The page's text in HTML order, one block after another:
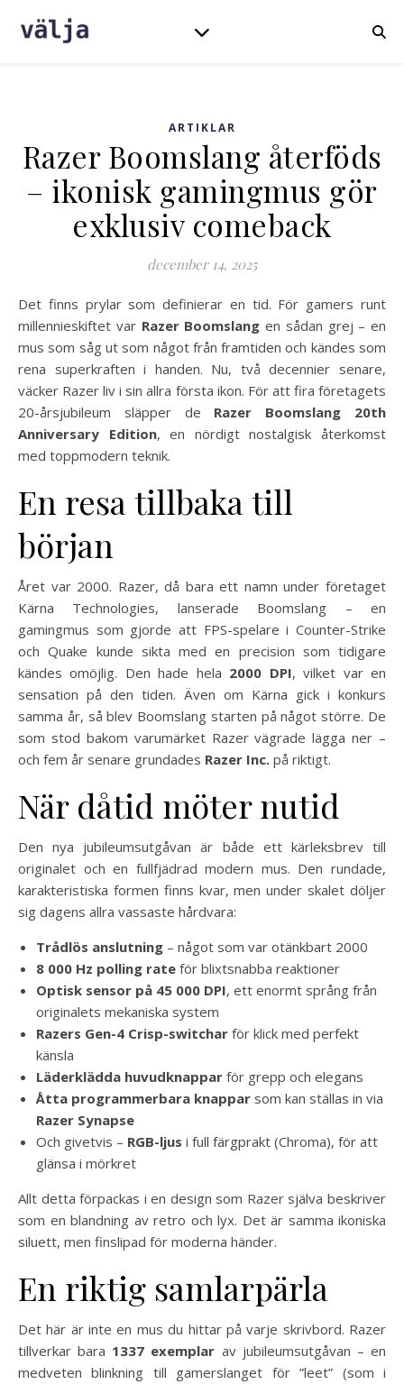
ARTIKLAR
Razer Boomslang återföds
– ikonisk gamingmus gör
exklusiv comeback
december 14, 2025
Det finns prylar som definierar en tid. För gamers runt
millennieskiftet var Razer Boomslang en sådan grej – en
mus som såg ut som något från framtiden och kändes som
rena superkraften i handen. Nu, två decennier senare,
väcker Razer liv i sin allra första ikon. För att fira företagets
20-årsjubileum släpper de Razer Boomslang 20th
Anniversary Edition, en nördigt nostalgisk återkomst
med toppmodern teknik.
En resa tillbaka till
början
Året var 2000. Razer, då bara ett namn under företaget
Kärna Technologies, lanserade Boomslang – en
gamingmus som gjorde att FPS-spelare i Counter-Strike
och Quake kunde sikta med en precision som tidigare
kändes omöjlig. Den hade hela 2000 DPI, vilket var en
sensation på den tiden. Även om Kärna gick i konkurs
samma år, så blev Boomslang starten på något större. De
som stod bakom varumärket Razer vägrade lägga ner –
och fem år senare grundades Razer Inc. på riktigt.
När dåtid möter nutid
Den nya jubileumsutgåvan är både ett kärleksbrev till
originalet och en fullfjädrad modern mus. Den rundade,
karakteristiska formen finns kvar, men under skalet döljer
sig dagens allra vassaste hårdvara:
Trådlös anslutning – något som var otänkbart 2000
8 000 Hz polling rate för blixtsnabba reaktioner
Optisk sensor på 45 000 DPI, ett enormt språng från
originalets mekaniska system
Razers Gen-4 Crisp-switchar för klick med perfekt
känsla
Läderklädda huvudknappar för grepp och elegans
Åtta programmerbara knappar som kan ställas in via
Razer Synapse
Och givetvis – RGB-ljus i full färgprakt (Chroma), för att
glänsa i mörkret
Allt detta förpackas i en design som Razer själva beskriver
som en blandning av retro och lyx. Det är samma ikoniska
siluett, men finslipad för moderna händer.
En riktig samlarpärla
Det här är inte en mus du hittar på varje skrivbord. Razer
tillverkar bara 1337 exemplar av jubileumsutgåvan – en
medveten blinkning till gamerslanget för ”leet” (som i